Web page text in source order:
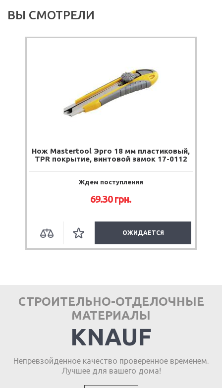
ВЫ СМОТРЕЛИ
Нож Mastertool Эрго 18 мм пластиковый,
TPR покрытие, винтовой замок 17-0112
Ждем поступления
69.30грн.
ОЖИДАЕТСЯ
СТРОИТЕЛЬНО-ОТДЕЛОЧНЫЕ
МАТЕРИАЛЫ
KNAUF
Непревзойденное качество проверенное временем.
Лучшее для вашего дома!